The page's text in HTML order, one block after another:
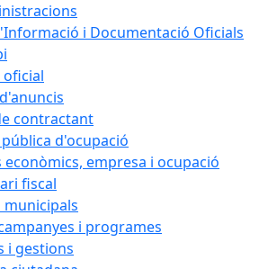
i Documentació Oficials
contractant
d'ocupació
econòmics, empresa i ocupació
fiscal
municipals
i programes
i gestions